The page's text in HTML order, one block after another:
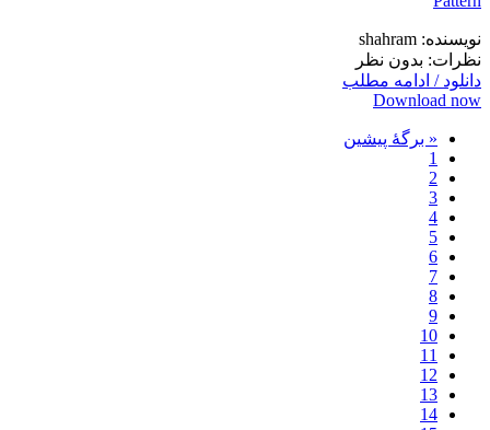
نویسنده: shahram
نظرات: بدون نظر
دانلود / ادامه مطلب
Download now
« برگه‌ٔ پیشین
1
2
3
4
5
6
7
8
9
10
11
12
13
14